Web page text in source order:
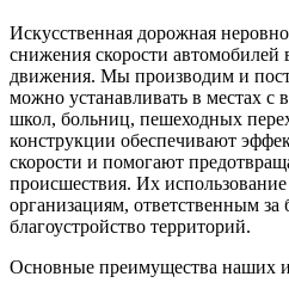
Искусственная дорожная
снижения скорости автомобилей
движения. Мы производим и
можно устанавливать в местах с
школ, больниц, пешеходных
конструкции обеспечивают
скорости и помогают
происшествия. Их
организациям, ответственным за
благоустройство территорий.
Основные преимущества наших